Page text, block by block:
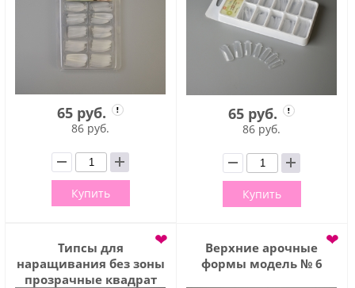
65 руб.
86 руб.
Купить
65 руб.
86 руб.
Купить
Типсы для
наращивания без зоны
прозрачные квадрат
❤
Верхние арочные
формы модель № 6
❤